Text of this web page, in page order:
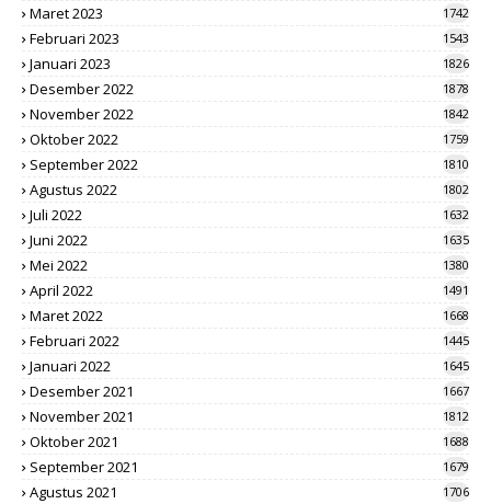
Maret 2023 1742
Februari 2023 1543
Januari 2023 1826
Desember 2022 1878
November 2022 1842
Oktober 2022 1759
September 2022 1810
Agustus 2022 1802
Juli 2022 1632
Juni 2022 1635
Mei 2022 1380
April 2022 1491
Maret 2022 1668
Februari 2022 1445
Januari 2022 1645
Desember 2021 1667
November 2021 1812
Oktober 2021 1688
September 2021 1679
Agustus 2021 1706